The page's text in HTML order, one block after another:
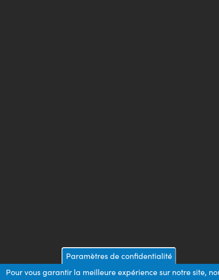
Paramètres de confidentialité
Pour vous garantir la meilleure expérience sur notre site,